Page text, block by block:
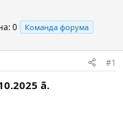
0 Команда форума
#1
ã.